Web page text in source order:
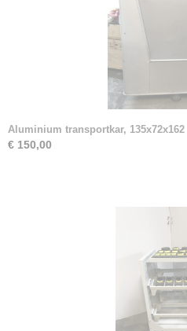
Aluminium transportkar, 135x72x162
€ 150,00